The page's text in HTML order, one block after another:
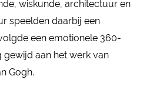
wiskunde, architectuur en
speelden daarbij een
een emotionele 360-
aan het werk van
Gogh.